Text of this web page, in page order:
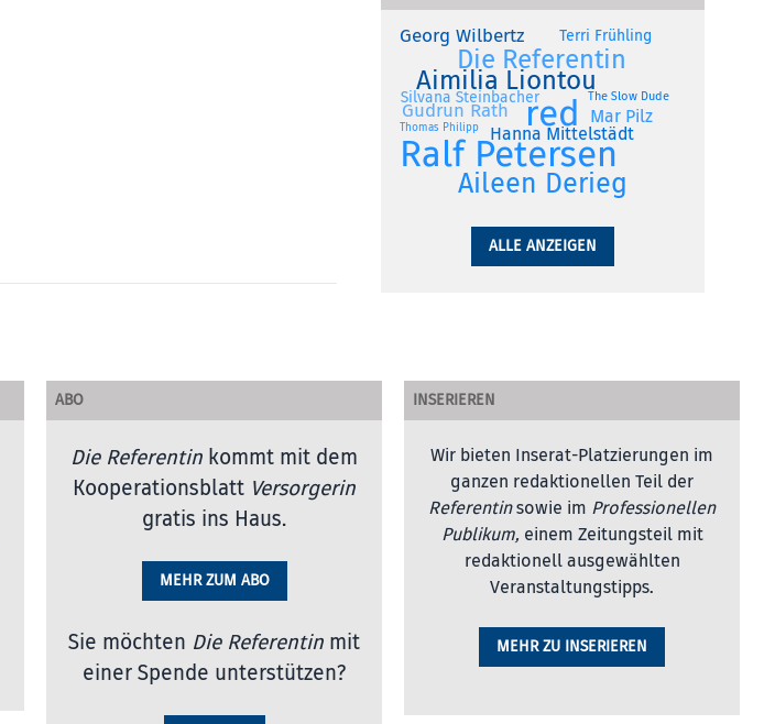
Ralf Petersen
red
Aileen Derieg
Aimilia Liontou
Die Referentin
Georg Wilbertz
Gudrun Rath
Hanna Mittelstädt
Mar Pilz
Silvana Steinbacher
Terri Frühling
The Slow Dude
Thomas Philipp
ALLE ANZEIGEN
ABO
Die Referentin kommt mit dem
Kooperationsblatt Versorgerin
gratis ins Haus.
MEHR ZUM ABO
Sie möchten Die Referentin mit
einer Spende unterstützen?
INSERIEREN
Wir bieten Inserat-Platzierungen im
ganzen redaktionellen Teil der
Referentinsowie im Professionellen
Publikum, einem Zeitungsteil mit
redaktionell ausgewählten
Veranstaltungstipps.
MEHR ZU INSERIEREN